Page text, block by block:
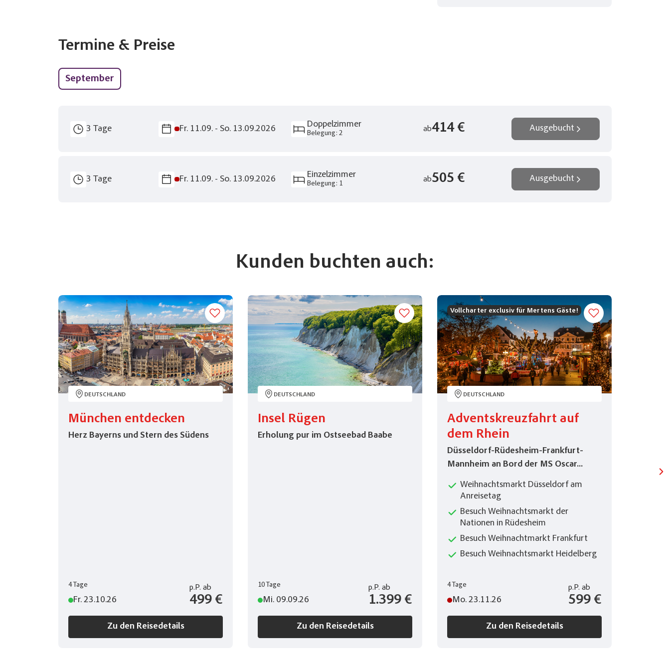
Teile diese Reise
per E-Mail senden Link kopieren
Termine & Preise
September
3 Tage Fr. 11.09. - So. 13.09.2026 Doppelzimmer
Belegung: 2
ab414 € Ausgebucht
3 Tage Fr. 11.09. - So. 13.09.2026 Einzelzimmer
Belegung: 1
ab505 € Ausgebucht
Kunden buchten auch:
DEUTSCHLAND
München entdecken
Herz Bayerns und Stern des Südens
4 Tage
Fr. 23.10.26
p.P. ab
499 €
Zu den Reisedetails
DEUTSCHLAND
Insel Rügen
Erholung pur im Ostseebad Baabe
10 Tage
Mi. 09.09.26
p.P. ab
1.399 €
Zu den Reisedetails
Vollcharter exclusiv für Mertens Gäste!
DEUTSCHLAND
Adventskreuzfahrt auf
dem Rhein
Düsseldorf-Rüdesheim-Frankfurt-
Mannheim an Bord der MS Oscar...
Weihnachtsmarkt Düsseldorf am
Anreisetag
Besuch Weihnachtsmarkt der
Nationen in Rüdesheim
Besuch Weihnachtmarkt Frankfurt
Besuch Weihnachtsmarkt Heidelberg
4 Tage
Mo. 23.11.26
p.P. ab
599 €
Zu den Reisedetails